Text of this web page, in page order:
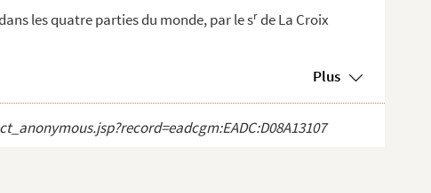
les quatre parties du monde, par le srde La Croix
Plus